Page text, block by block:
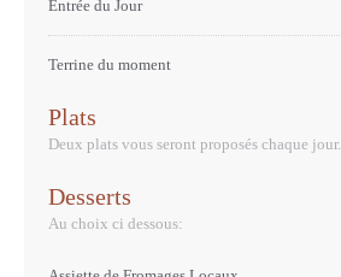
Entrée du Jour
Terrine du moment
Plats
Deux plats vous seront proposés chaque jour.
Desserts
Au choix ci dessous: